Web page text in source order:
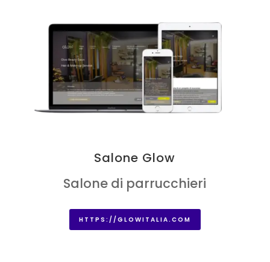
Salone Glow
Salone di parrucchieri
HTTPS://GLOWITALIA.COM